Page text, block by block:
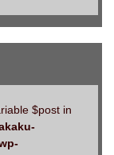
$post in